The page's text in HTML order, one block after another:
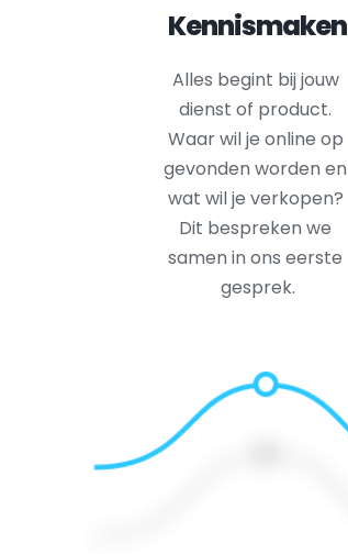
Kennismaken
Alles begint bij jouw
dienst of product.
Waar wil je online op
gevonden worden en
wat wil je verkopen?
Dit bespreken we
samen in ons eerste
gesprek.